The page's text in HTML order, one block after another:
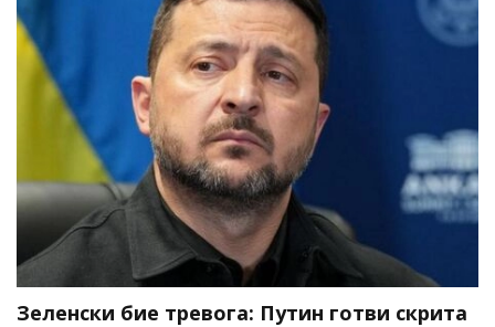
Зеленски бие тревога: Путин готви скрита